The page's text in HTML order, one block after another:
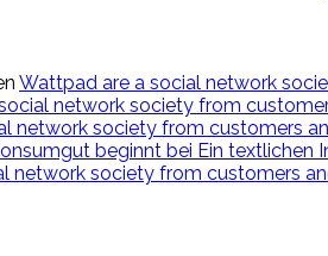
Wattpad are a social network
network society from
network society from customers
beginnt bei Ein textlichen
network society from customers